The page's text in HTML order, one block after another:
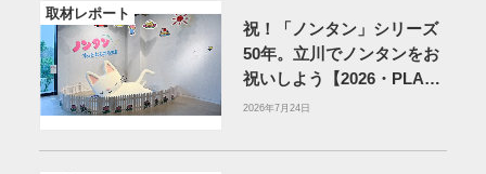
取材レポート
祝！「ノンタン」シリーズ
50年。立川でノンタンをお
祝いしよう【2026・PLAY!
MUSEUM】
2026年7月24日